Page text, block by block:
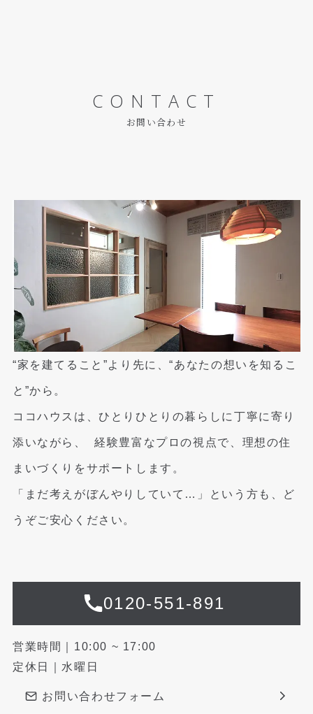
CONTACT
お問い合わせ
“家を建てること”より先に、“あなたの想いを知るこ
と”から。
ココハウスは、ひとりひとりの暮らしに丁寧に寄り
添いながら、経験豊富なプロの視点で、理想の住
まいづくりをサポートします。
「まだ考えがぼんやりしていて…」という方も、ど
うぞご安心ください。
0120-551-891
営業時間｜10:00 ~ 17:00
定休日｜水曜日
お問い合わせフォーム